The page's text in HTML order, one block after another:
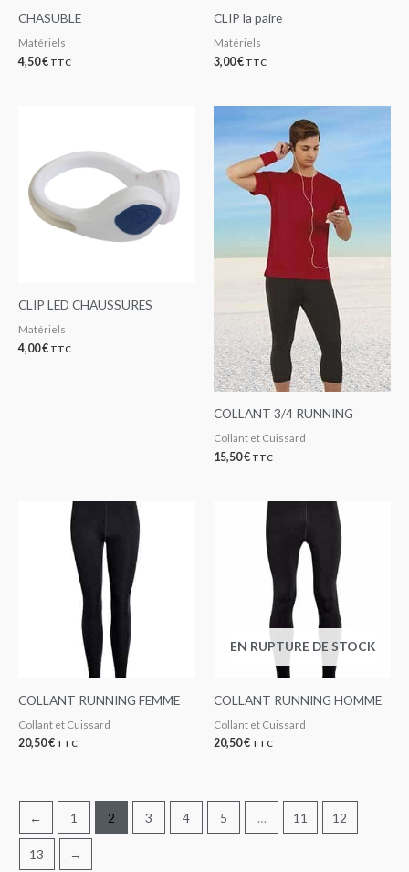
CHASUBLE
Matériels
4,50€ TTC
CLIP la paire
Matériels
3,00€ TTC
CLIP LED CHAUSSURES
Matériels
4,00€ TTC
COLLANT 3/4 RUNNING
Collant et Cuissard
15,50€ TTC
COLLANT RUNNING FEMME
Collant et Cuissard
20,50€ TTC
EN RUPTURE DE STOCK
COLLANT RUNNING HOMME
Collant et Cuissard
20,50€ TTC
← 1 2 3 4 5 … 11 12
13 →